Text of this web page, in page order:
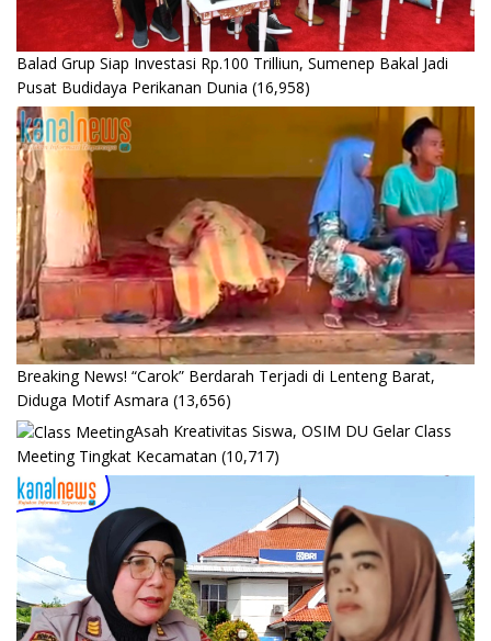
Balad Grup Siap Investasi Rp.100 Trilliun, Sumenep Bakal Jadi
Pusat Budidaya Perikanan Dunia (16,958)
Breaking News! “Carok” Berdarah Terjadi di Lenteng Barat,
Diduga Motif Asmara (13,656)
Asah Kreativitas Siswa, OSIM DU Gelar Class
Meeting Tingkat Kecamatan (10,717)